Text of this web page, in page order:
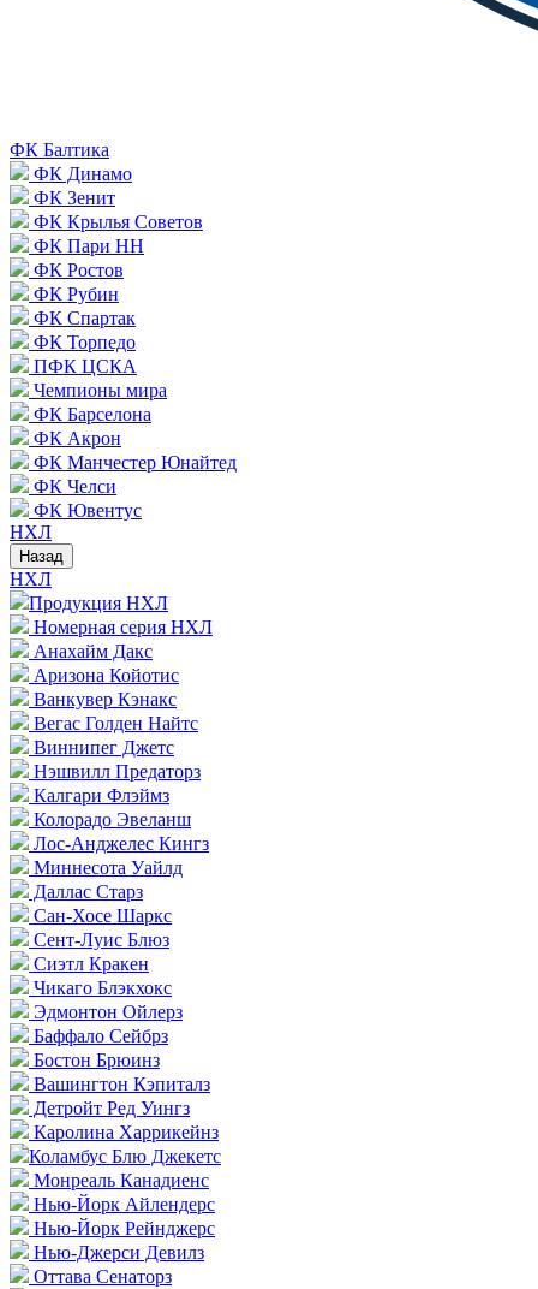
ФК Балтика
ФК Динамо
ФК Зенит
ФК Крылья Советов
ФК Пари НН
ФК Ростов
ФК Рубин
ФК Спартак
ФК Торпедо
ПФК ЦСКА
Чемпионы мира
ФК Барселона
ФК Акрон
ФК Манчестер Юнайтед
ФК Челси
ФК Ювентус
НХЛ
Назад
НХЛ
Продукция НХЛ
Номерная серия НХЛ
Анахайм Дакс
Аризона Койотис
Ванкувер Кэнакс
Вегас Голден Найтс
Виннипег Джетс
Нэшвилл Предаторз
Калгари Флэймз
Колорадо Эвеланш
Лос-Анджелес Кингз
Миннесота Уайлд
Даллас Старз
Сан-Хосе Шаркс
Сент-Луис Блюз
Сиэтл Кракен
Чикаго Блэкхокс
Эдмонтон Ойлерз
Баффало Сейбрз
Бостон Брюинз
Вашингтон Кэпиталз
Детройт Ред Уингз
Каролина Харрикейнз
Коламбус Блю Джекетс
Монреаль Канадиенс
Нью-Йорк Айлендерс
Нью-Йорк Рейнджерс
Нью-Джерси Девилз
Оттава Сенаторз